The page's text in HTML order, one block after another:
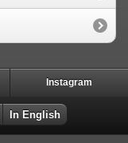
Instagram
In English